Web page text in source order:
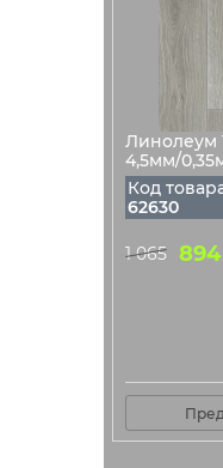
Линолеум
4,5мм/
Код
62630
1 065 894